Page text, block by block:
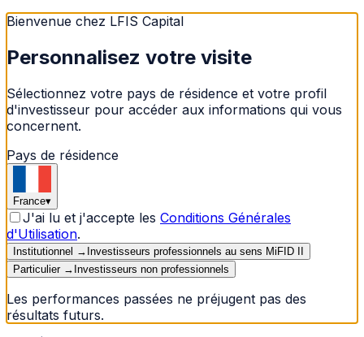
Bienvenue chez LFIS Capital
Personnalisez votre visite
Sélectionnez votre pays de résidence et votre profil
d'investisseur pour accéder aux informations qui vous
concernent.
Pays de résidence
France▾
J'ai lu et j'accepte les Conditions Générales
d'Utilisation.
Institutionnel → Investisseurs professionnels au sens MiFID II
Particulier→ Investisseurs non professionnels
Les performances passées ne préjugent pas des
résultats futurs.